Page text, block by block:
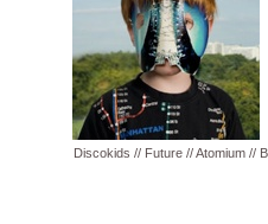
Discokids // Future // Atomium //